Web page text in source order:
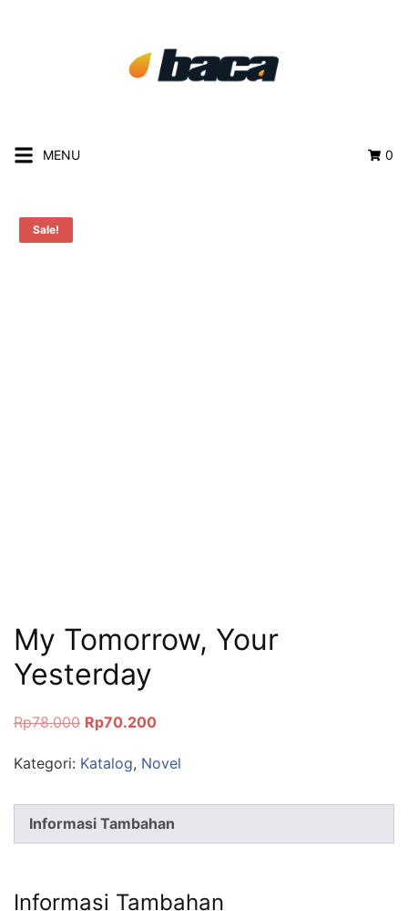
MENU 0
Sale!
My Tomorrow, Your
Yesterday
Rp78.000 Rp70.200
Kategori: Katalog, Novel
Informasi Tambahan
Informasi Tambahan